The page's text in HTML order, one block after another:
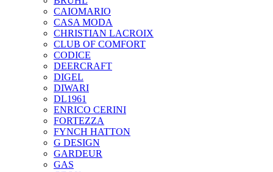
CAIOMARIO
CASA MODA
CHRISTIAN LACROIX
CLUB OF COMFORT
CODICE
DEERCRAFT
DIGEL
DIWARI
DL1961
ENRICO CERINI
FORTEZZA
FYNCH HATTON
G DESIGN
GARDEUR
GAS